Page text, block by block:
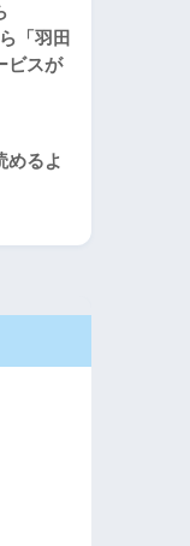
「羽田
ビスが
めるよ